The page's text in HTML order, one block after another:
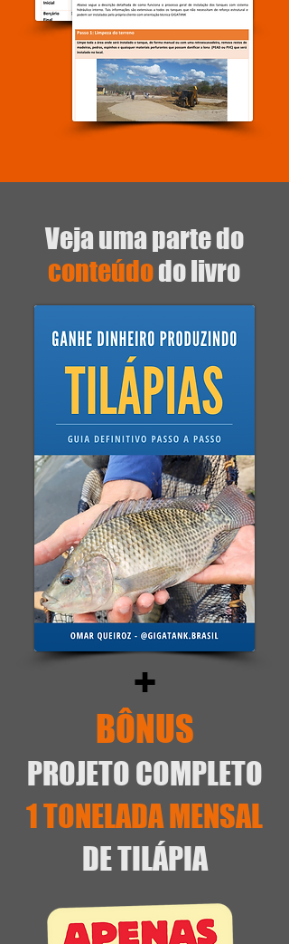
Veja uma parte do
conteúdodo livro
+
BÔNUS
PROJETO COMPLETO
1 TONELADA MENSAL
DE TILÁPIA